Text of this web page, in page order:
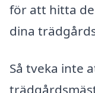
för att hitta
dina
Så tveka inte